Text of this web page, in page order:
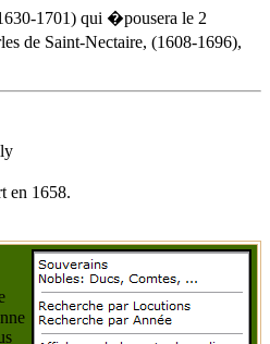
1701) qui �pousera le 2
de Saint-Nectaire, (1608-1696),
en 1658.